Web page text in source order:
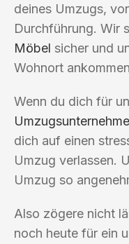
deines Umzugs,
Durchführung. Wir
Möbel sicher und
Wohnort
Wenn du dich für
dich auf einen
Umzug verlassen.
Umzug so
Also zögere nicht
noch heute für ein